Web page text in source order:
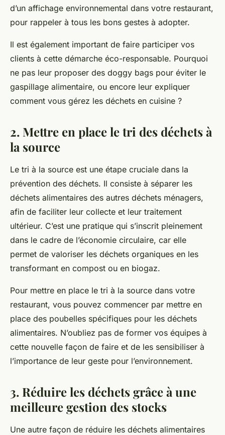
d’un affichage environnemental dans votre restaurant,
pour rappeler à tous les bons gestes à adopter.
Il est également important de faire participer vos
clients à cette démarche éco-responsable. Pourquoi
ne pas leur proposer des doggy bags pour éviter le
gaspillage alimentaire, ou encore leur expliquer
comment vous gérez les déchets en cuisine ?
2. Mettre en place le tri des déchets à
la source
Le tri à la source est une étape cruciale dans la
prévention des déchets. Il consiste à séparer les
déchets alimentaires des autres déchets ménagers,
afin de faciliter leur collecte et leur traitement
ultérieur. C’est une pratique qui s’inscrit pleinement
dans le cadre de l’économie circulaire, car elle
permet de valoriser les déchets organiques en les
transformant en compost ou en biogaz.
Pour mettre en place le tri à la source dans votre
restaurant, vous pouvez commencer par mettre en
place des poubelles spécifiques pour les déchets
alimentaires. N’oubliez pas de former vos équipes à
cette nouvelle façon de faire et de les sensibiliser à
l’importance de leur geste pour l’environnement.
3. Réduire les déchets grâce à une
meilleure gestion des stocks
Une autre façon de réduire les déchets alimentaires